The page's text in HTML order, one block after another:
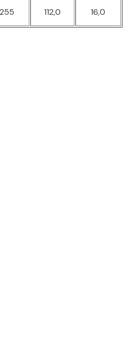
255 112,0 16,0